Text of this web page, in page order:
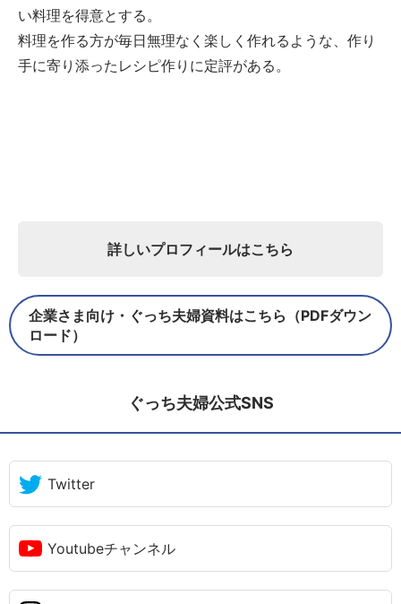
い料理を得意とする。
料理を作る方が毎日無理なく楽しく作れるような、作り
手に寄り添ったレシピ作りに定評がある。
詳しいプロフィールはこちら
企業さま向け・ぐっち夫婦資料はこちら（PDFダウン
ロード）
ぐっち夫婦公式SNS
Twitter
Youtubeチャンネル